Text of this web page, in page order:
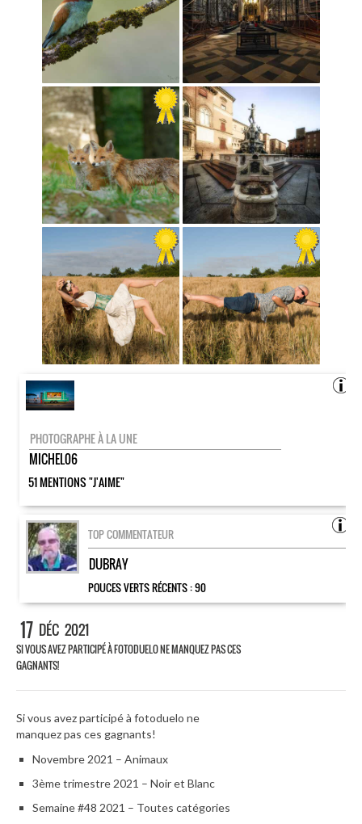
PHOTOGRAPHE À LA UNE
MICHEL06
51 MENTIONS "J'AIME"
TOP COMMENTATEUR
DUBRAY
POUCES VERTS RÉCENTS :90
17 DÉC 2021
SI VOUS AVEZ PARTICIPÉ À FOTODUELO NE MANQUEZ PAS CES
GAGNANTS!
Si vous avez participé à fotoduelo ne
manquez pas ces gagnants!
Novembre 2021 – Animaux
3ème trimestre 2021 – Noir et Blanc
Semaine #48 2021 – Toutes catégories